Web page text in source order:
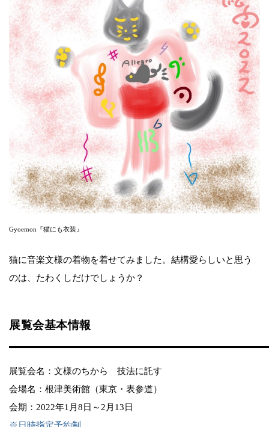
Gyoemon『猫にも衣装』
猫に音楽文様の着物を着せてみました。結構愛らしいと思う
のは、たわくしだけでしょうか？
展覧会基本情報
展覧会名：文様のちから 技法に託す
会場名：根津美術館（東京・表参道）
会期：2022年1月8日～2月13日